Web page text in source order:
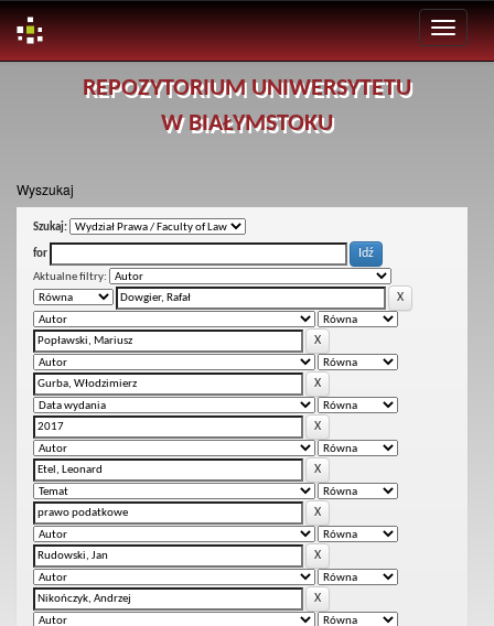
REPOZYTORIUM UNIWERSYTETU
W BIAŁYMSTOKU
Wyszukaj
Szukaj:
for
Aktualne filtry: